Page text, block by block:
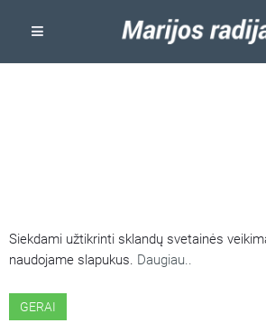
Siekdami užtikrinti sklandų svetainės
naudojame slapukus. Daugiau..
GERAI